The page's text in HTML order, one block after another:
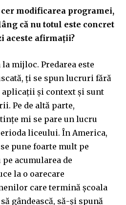
modificarea programei,
că nu totul este concret
aceste afirmații?
mijloc. Predarea este
ți se spun lucruri fără
aplicații și context și sunt
Pe de altă parte,
mi se pare un lucru
liceului. În America,
pune foarte mult pe
acumularea de
la o oarecare
care termină școala
gândească, să-și spună